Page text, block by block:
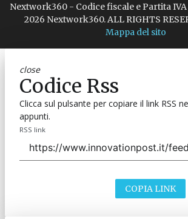
Nextwork360 - Codice fiscale e Partita
2026 Nextwork360. ALL RIGHTS
Mappa del sito
close
Codice Rss
Clicca sul pulsante per copiare il link RSS
appunti.
RSS link
COPIA LINK